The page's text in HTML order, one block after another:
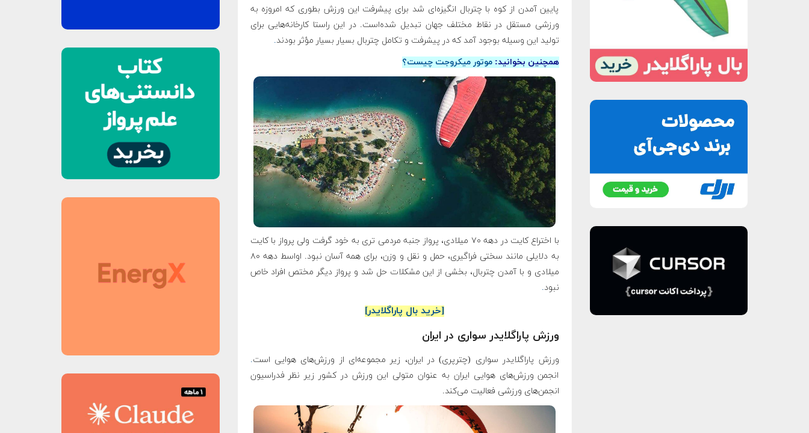
پایین آمدن از کوه با چتربال انگیزه‌ای شد برای پیشرفت این ورزش بطوری که امروزه به
ورزشی مستقل در نقاط مختلف جهان تبدیل شده‌است. در این راستا کارخانه‌هایی برای
تولید این وسیله بوجود آمد که در پیشرفت و تکامل چتربال بسیار بسیار مؤثر بودند.
همچنین بخوانید:موتور میکروجت چیست؟
با اختراع کایت در دهه ۷۰ میلادی، پرواز جنبه مردمی تری به خود گرفت ولی پرواز با کایت
به دلایلی مانند سختی فراگیری، حمل و نقل و وزن، برای همه آسان نبود. اواسط دهه ۸۰
میلادی و با آمدن چتربال، بخشی از این مشکلات حل شد و پرواز دیگر مختص افراد خاص
نبود.
[خرید بال پاراگلایدر]
ورزش پاراگلایدر سواری در ایران
ورزش پاراگلایدر سواری (چترپری) در ایران، زیر مجموعه‌ای از ورزش‌های هوایی است.
انجمن ورزش‌های هوایی ایران به عنوان متولی این ورزش در کشور زیر نظر فدراسیون
انجمن‌های ورزشی فعالیت می‌کند.